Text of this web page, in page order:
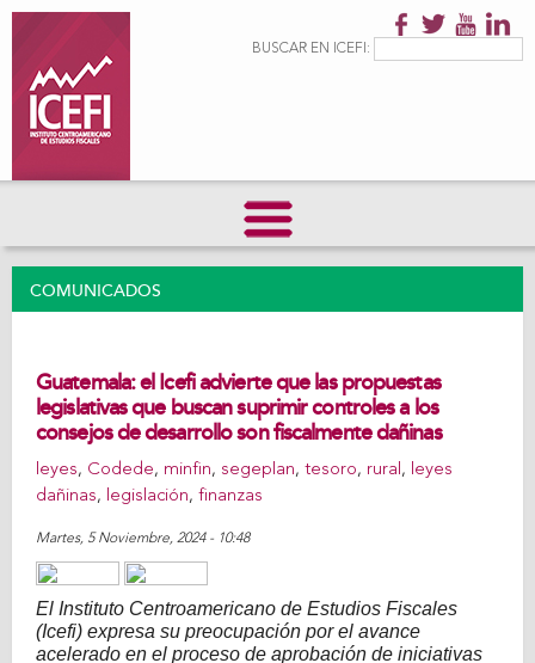
principalFormulario de
BUSCAR EN ICEFI:
COMUNICADOS
Guatemala: el Icefi advierte que las propuestas
legislativas que buscan suprimir controles a los
consejos de desarrollo son fiscalmente dañinas
leyes, Codede, minfin, segeplan, tesoro, rural, leyes
dañinas, legislación, finanzas
Martes, 5 Noviembre, 2024 - 10:48
Share on Facebook
Tweet Widget
El Instituto Centroamericano de Estudios Fiscales
(Icefi) expresa su preocupación por el avance
acelerado en el proceso de aprobación de iniciativas